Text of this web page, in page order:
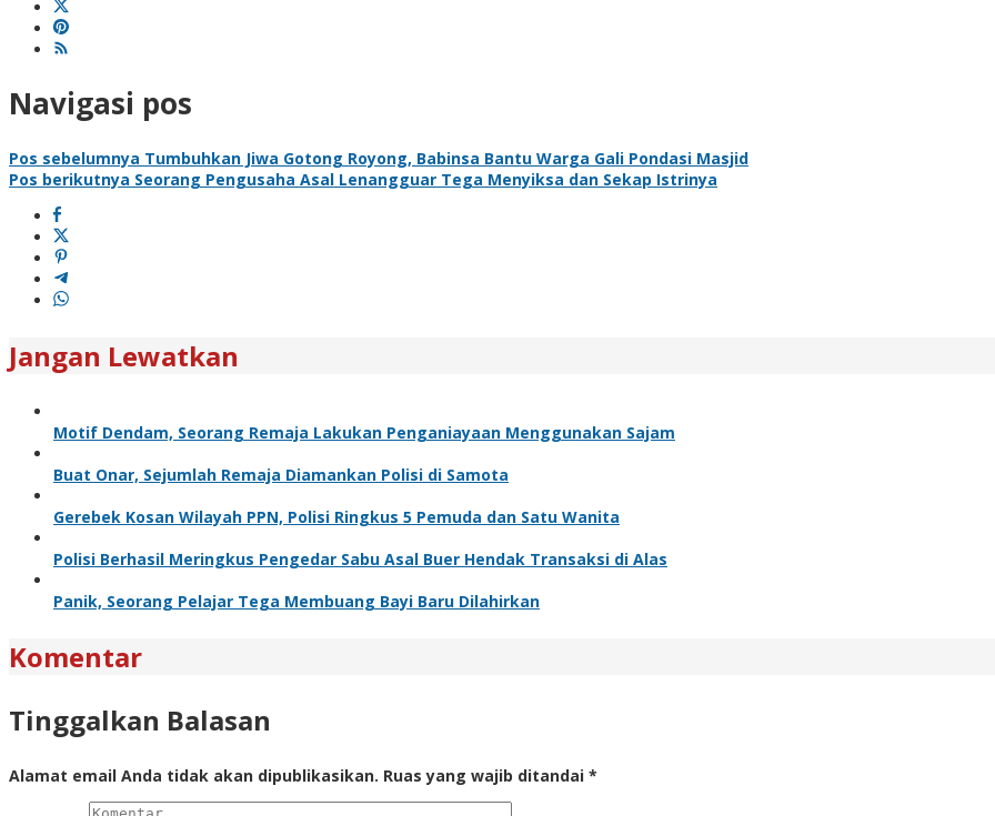
Navigasi pos
Pos sebelumnya Tumbuhkan Jiwa Gotong Royong, Babinsa Bantu Warga Gali Pondasi Masjid
Pos berikutnya Seorang Pengusaha Asal Lenangguar Tega Menyiksa dan Sekap Istrinya
Jangan Lewatkan
Motif Dendam, Seorang Remaja Lakukan Penganiayaan Menggunakan Sajam
Buat Onar, Sejumlah Remaja Diamankan Polisi di Samota
Gerebek Kosan Wilayah PPN, Polisi Ringkus 5 Pemuda dan Satu Wanita
Polisi Berhasil Meringkus Pengedar Sabu Asal Buer Hendak Transaksi di Alas
Panik, Seorang Pelajar Tega Membuang Bayi Baru Dilahirkan
Komentar
Tinggalkan Balasan
Alamat email Anda tidak akan dipublikasikan. Ruas yang wajib ditandai *